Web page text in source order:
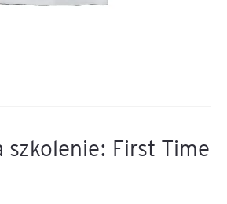
szkolenie: First Time